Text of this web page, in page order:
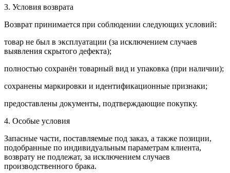
3. Условия возврата
Возврат принимается при соблюдении следующих условий:
товар не был в эксплуатации (за исключением случаев
выявления скрытого дефекта);
полностью сохранён товарный вид и упаковка (при наличии);
сохранены маркировки и идентификационные признаки;
предоставлены документы, подтверждающие покупку.
4. Особые условия
Запасные части, поставляемые под заказ, а также позиции,
подобранные по индивидуальным параметрам клиента,
возврату не подлежат, за исключением случаев
производственного брака.